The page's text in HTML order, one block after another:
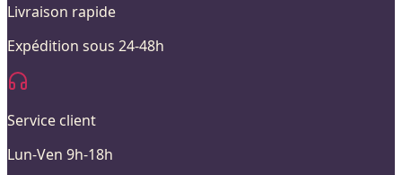
Livraison rapide
Expédition sous 24-48h
Service client
Lun-Ven 9h-18h